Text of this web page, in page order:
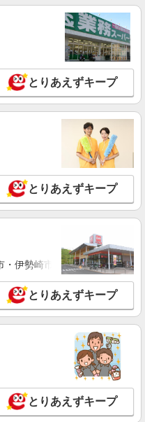
大友町字杭穴92番地1
詳細を見る
フ（簡単な接客・調理・清
松東1-9-13
詳細を見る
ッフ（接客・調理・清掃な
田町字広元146
詳細を見る
ッフ（接客・調理・清掃な
とりあえずキープ
とりあえずキープ
伊勢崎市・太田市・館林市
とりあえずキープ
とりあえずキープ